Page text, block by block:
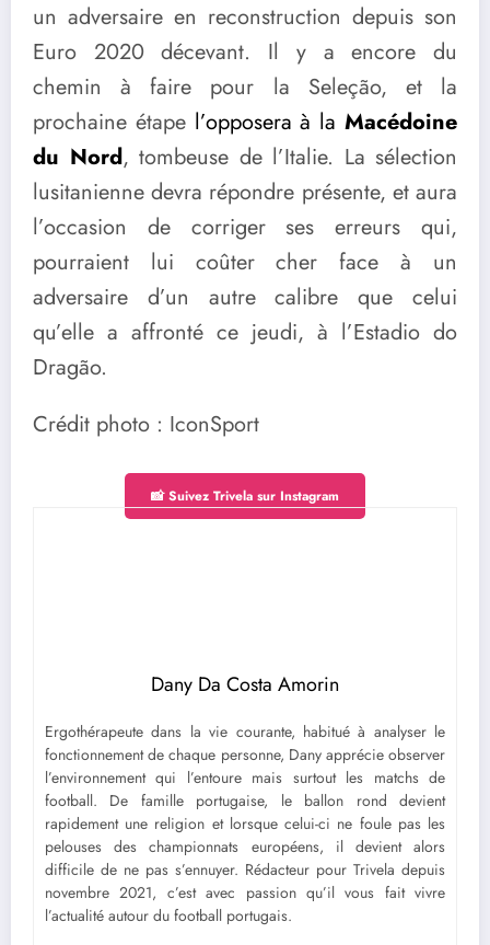
un adversaire en reconstruction depuis son
Euro 2020 décevant. Il y a encore du
chemin à faire pour la Seleção, et la
prochaine étape l’opposera à laMacédoine
du Nord, tombeuse de l’Italie. La sélection
lusitanienne devra répondre présente, et aura
l’occasion de corriger ses erreurs qui,
pourraient lui coûter cher face à un
adversaire d’un autre calibre que celui
qu’elle a affronté ce jeudi, à l’Estadio do
Dragão.
Crédit photo : IconSport
📸 Suivez Trivela sur Instagram
Dany Da Costa Amorin
Ergothérapeute dans la vie courante, habitué à analyser le
fonctionnement de chaque personne, Dany apprécie observer
l’environnement qui l’entoure mais surtout les matchs de
football. De famille portugaise, le ballon rond devient
rapidement une religion et lorsque celui-ci ne foule pas les
pelouses des championnats européens, il devient alors
difficile de ne pas s’ennuyer. Rédacteur pour Trivela depuis
novembre 2021, c’est avec passion qu’il vous fait vivre
l’actualité autour du football portugais.